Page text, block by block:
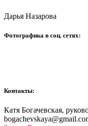
Дарья Назарова
Фотографика в соц. сетях:
Контакты:
Катя Богачевская,